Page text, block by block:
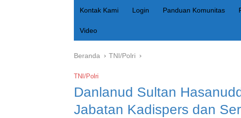
Kontak Kami Login Panduan Komunitas
Video
Beranda TNI/Polri
TNI/Polri
Danlanud Sultan
Jabatan Kadispers dan